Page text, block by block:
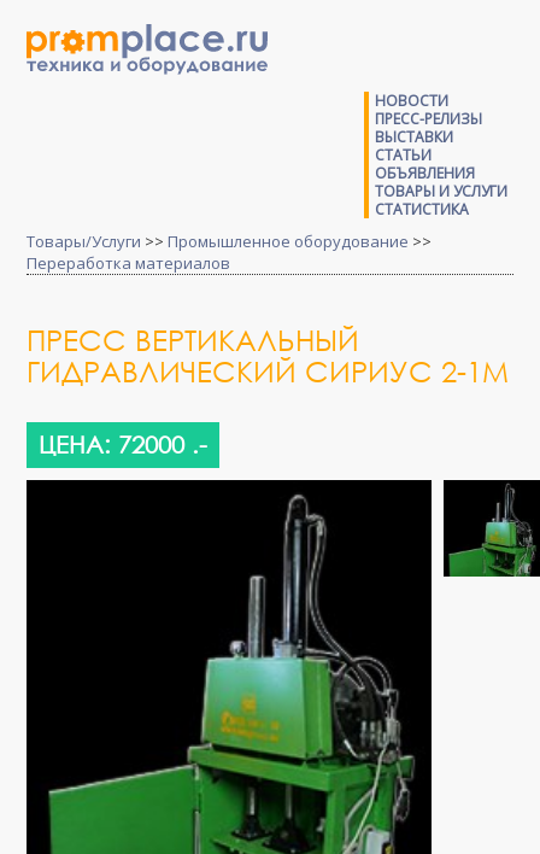
НОВОСТИ
ПРЕСС-РЕЛИЗЫ
ВЫСТАВКИ
СТАТЬИ
ОБЪЯВЛЕНИЯ
ТОВАРЫ И УСЛУГИ
СТАТИСТИКА
Товары/Услуги >> Промышленное оборудование >>
Переработка материалов
ПРЕСС ВЕРТИКАЛЬНЫЙ
ГИДРАВЛИЧЕСКИЙ СИРИУС 2-1М
ЦЕНА: 72000 .-